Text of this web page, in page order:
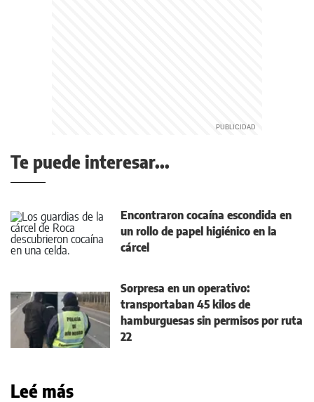
Te puede interesar...
Encontraron cocaína escondida en
un rollo de papel higiénico en la
cárcel
Sorpresa en un operativo:
transportaban 45 kilos de
hamburguesas sin permisos por ruta
22
Leé más